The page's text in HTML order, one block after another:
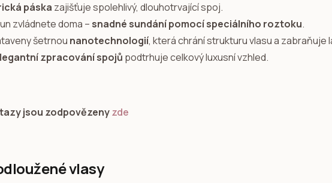
páska zajišťuje spolehlivý, dlouhotrvající spoj.
zvládnete doma – snadné sundání pomocí speciálního roztoku.
šetrnou nanotechnologií, která chrání strukturu vlasu a zabraňuje
zpracování spojů podtrhuje celkový luxusní vzhled.
jsou zodpovězenyzde
vlasy